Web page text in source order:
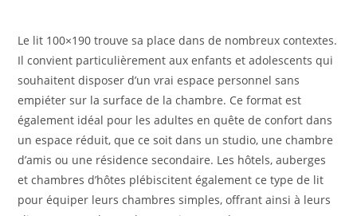
Le lit 100×190 trouve sa place dans de nombreux contextes.
Il convient particulièrement aux enfants et adolescents qui
souhaitent disposer d’un vrai espace personnel sans
empiéter sur la surface de la chambre. Ce format est
également idéal pour les adultes en quête de confort dans
un espace réduit, que ce soit dans un studio, une chambre
d’amis ou une résidence secondaire. Les hôtels, auberges
et chambres d’hôtes plébiscitent également ce type de lit
pour équiper leurs chambres simples, offrant ainsi à leurs